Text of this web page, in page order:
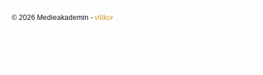
© 2026 Medieakademin - villkor